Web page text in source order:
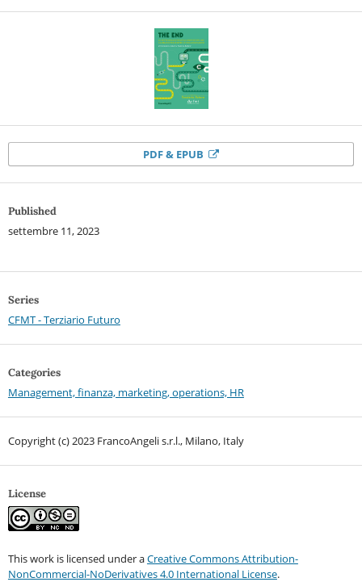
PDF & EPUB
Published
settembre 11, 2023
Series
CFMT - Terziario Futuro
Categories
Management, finanza, marketing, operations, HR
Copyright (c) 2023 FrancoAngeli s.r.l., Milano, Italy
License
This work is licensed under aCreative Commons Attribution-
NonCommercial-NoDerivatives 4.0 International License.